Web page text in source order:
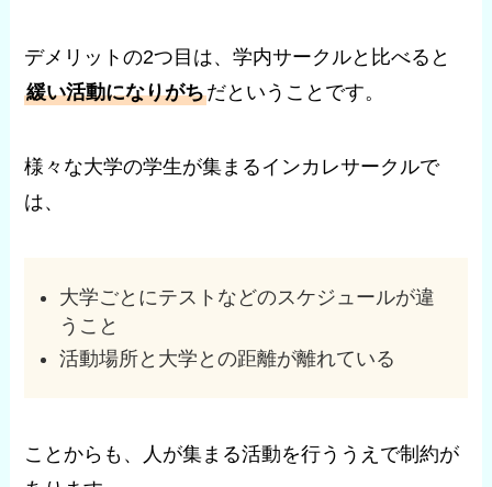
デメリットの2つ目は、学内サークルと比べると
緩い活動になりがちだということです。
様々な大学の学生が集まるインカレサークルで
は、
大学ごとにテストなどのスケジュールが違
うこと
活動場所と大学との距離が離れている
ことからも、人が集まる活動を行ううえで制約が